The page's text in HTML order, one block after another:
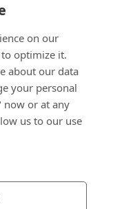
on our
optimize it.
about our data
your personal
now or at any
us to our use